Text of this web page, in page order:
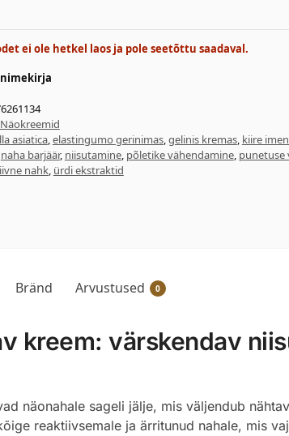
ei ole hetkel laos ja pole seetõttu saadaval.
Näokreemid
asiatica,elastingumo gerinimas,gelinis kremas, kiire
naha barjäär, niisutamine, põletike vähendamine, punetuse
nahk, ürdi ekstraktid
Bränd Arvustused 0
kreem: värskendav
näonahale sageli jälje, mis väljendub
reaktiivsemale ja ärritunud nahale, mis